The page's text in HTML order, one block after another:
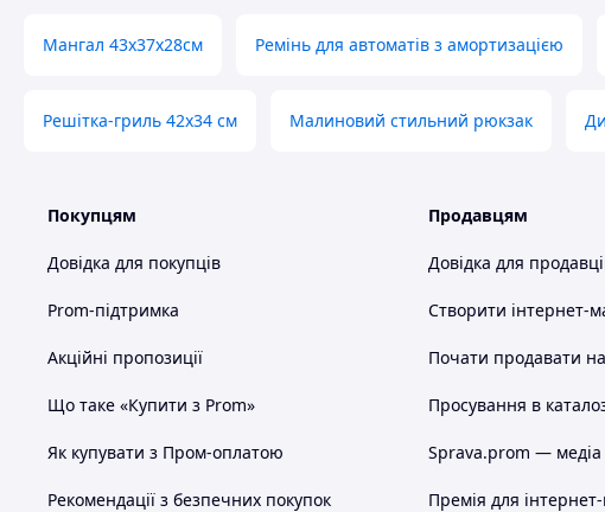
Мангал 43х37х28см Ремінь для автоматів з амортизацією
Решітка-гриль 42х34 см Малиновий стильний рюкзак
Покупцям
Довідка для покупців
Prom-підтримка
Акційні пропозиції
Що таке «Купити з Prom»
Як купувати з Пром-оплатою
Рекомендації з безпечних покупок
Продавцям
Довідка для
Створити інтернет-
Почати продавати
Просування в
Sprava.prom — медіа
Премія для